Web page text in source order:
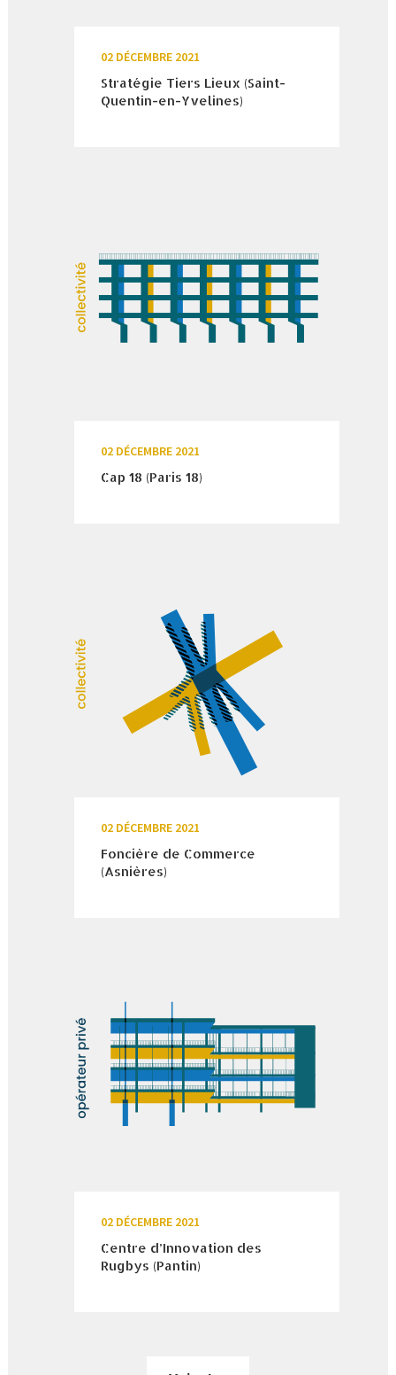
02 DÉCEMBRE 2021
Stratégie Tiers Lieux (Saint-
Quentin-en-Yvelines)
02 DÉCEMBRE 2021
Cap 18 (Paris 18)
02 DÉCEMBRE 2021
Foncière de Commerce
(Asnières)
02 DÉCEMBRE 2021
Centre d’Innovation des
Rugbys (Pantin)